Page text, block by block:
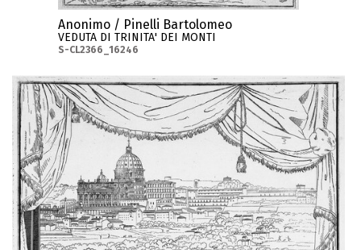
Anonimo / Pinelli Bartolomeo
VEDUTA DI TRINITA' DEI MONTI
S-CL2366_16246